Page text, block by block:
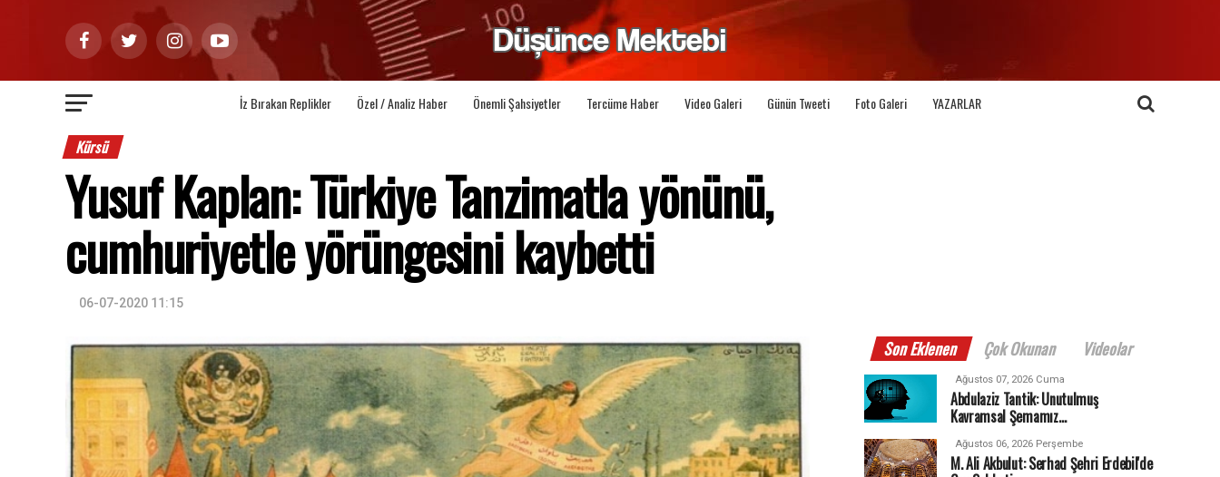
İz Bırakan Replikler Özel / Analiz Haber Önemli Şahsiyetler Tercüme Haber Video Galeri Günün Tweeti Foto Galeri YAZARLAR
Kürsü
Yusuf Kaplan: Türkiye Tanzimatla yönünü,
cumhuriyetle yörüngesini kaybetti
06-07-2020 11:15
Son Eklenen Çok Okunan Videolar
Ağustos 07, 2026 Cuma
Abdulaziz Tantik: Unutulmuş
Kavramsal Şemamız…
Ağustos 06, 2026 Perşembe
M. Ali Akbulut: Serhad Şehri Erdebil'de